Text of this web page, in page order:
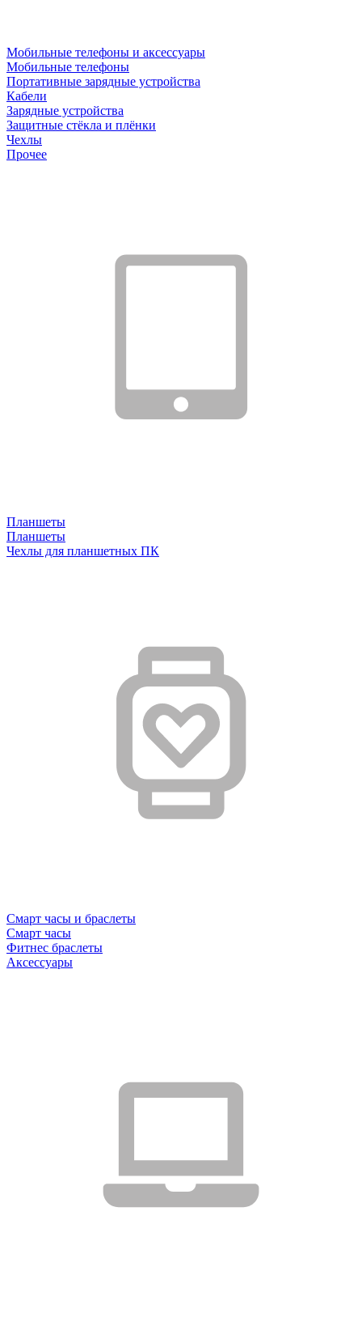
Мобильные телефоны и аксессуары
Мобильные телефоны
Портативные зарядные устройства
Кабели
Зарядные устройства
Защитные стёкла и плёнки
Чехлы
Прочее
Планшеты
Планшеты
Чехлы для планшетных ПК
Смарт часы и браслеты
Смарт часы
Фитнес браслеты
Аксессуары